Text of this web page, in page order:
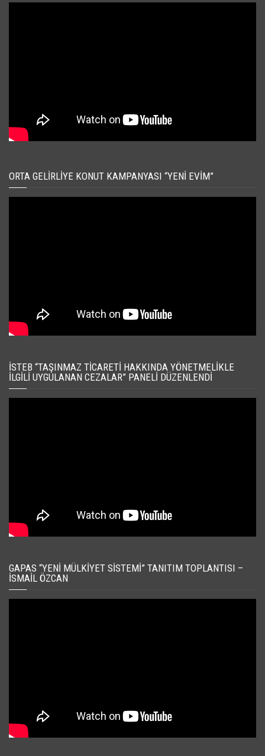
ORTA GELIRLIYE KONUT KAMPANYASI “YENI EVIM”
İSTEB “TAŞINMAZ TICARETI HAKKINDA YÖNETMELIKLE
İLGILI UYGULANAN CEZALAR” PANELI DÜZENLENDI
GAPAS “YENI MÜLKIYET SISTEMI” TANITIM TOPLANTISI –
İSMAIL ÖZCAN